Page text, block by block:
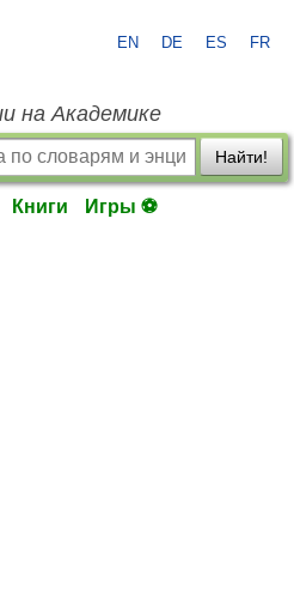
EN DE ES FR
на Академике
Найти!
Книги Игры ⚽